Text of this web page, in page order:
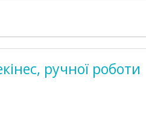
ручної роботи